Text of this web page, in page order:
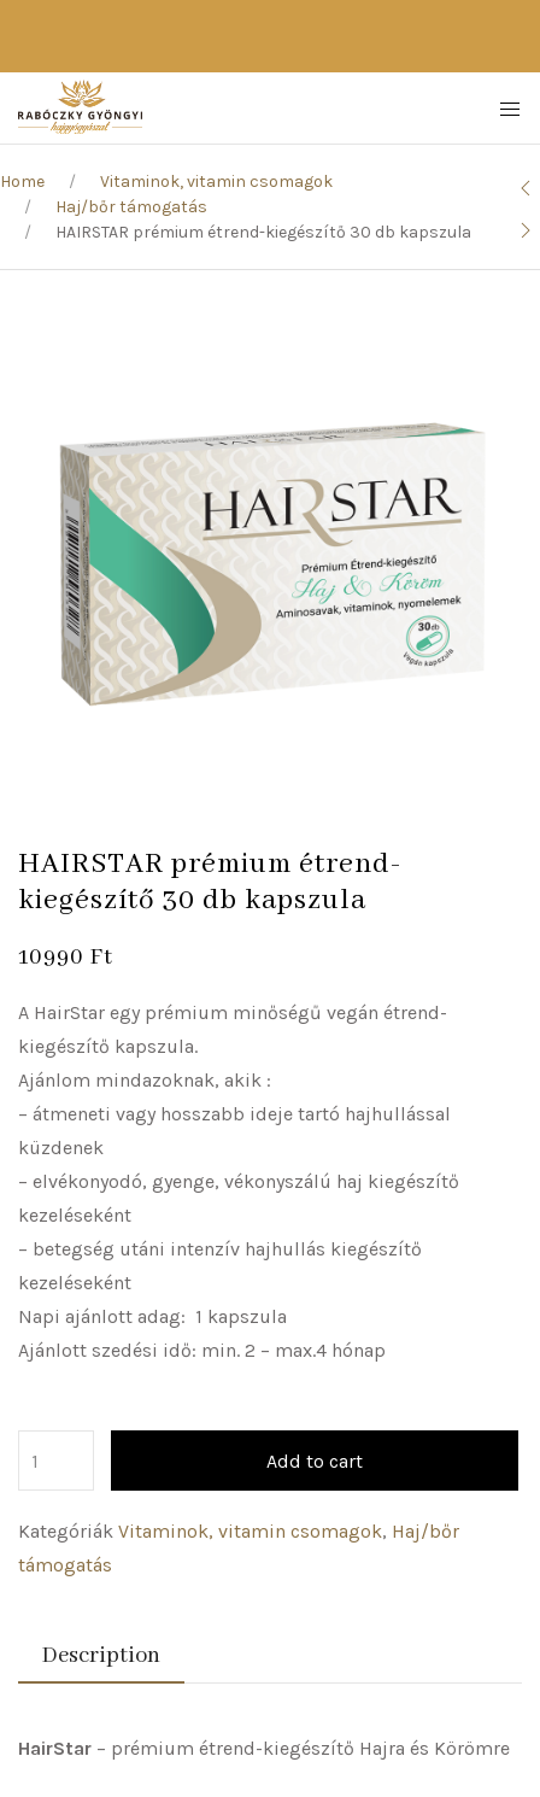
Home
Vitaminok, vitamin csomagok
Haj/bőr támogatás
HAIRSTAR prémium étrend-kiegészítő 30 db kapszula
HAIRSTAR prémium étrend-
kiegészítő 30 db kapszula
10990 Ft
A HairStar egy prémium minőségű vegán étrend-
kiegészítő kapszula.
Ajánlom mindazoknak, akik :
– átmeneti vagy hosszabb ideje tartó hajhullással
küzdenek
– elvékonyodó, gyenge, vékonyszálú haj kiegészítő
kezeléseként
– betegség utáni intenzív hajhullás kiegészítő
kezeléseként
Napi ajánlott adag: 1 kapszula
Ajánlott szedési idő: min. 2 – max.4 hónap
Add to cart
Kategóriák Vitaminok, vitamin csomagok, Haj/bőr
támogatás
Description
HairStar – prémium étrend-kiegészítő Hajra és Körömre